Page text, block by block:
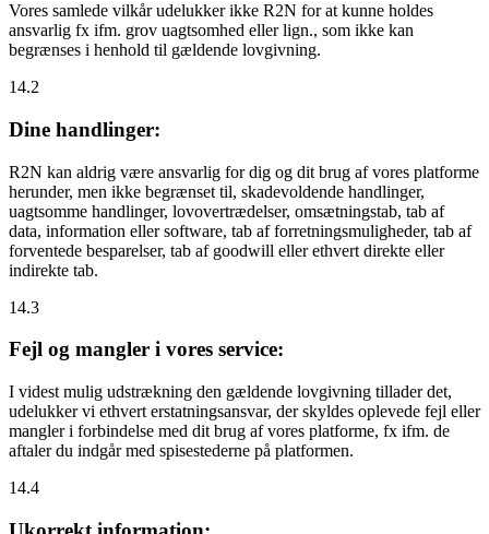
Vores samlede vilkår udelukker ikke R2N for at kunne holdes
ansvarlig fx ifm. grov uagtsomhed eller lign., som ikke kan
begrænses i henhold til gældende lovgivning.
14.2
Dine handlinger:
R2N kan aldrig være ansvarlig for dig og dit brug af vores platforme
herunder, men ikke begrænset til, skadevoldende handlinger,
uagtsomme handlinger, lovovertrædelser, omsætningstab, tab af
data, information eller software, tab af forretningsmuligheder, tab af
forventede besparelser, tab af goodwill eller ethvert direkte eller
indirekte tab.
14.3
Fejl og mangler i vores service:
I videst mulig udstrækning den gældende lovgivning tillader det,
udelukker vi ethvert erstatningsansvar, der skyldes oplevede fejl eller
mangler i forbindelse med dit brug af vores platforme, fx ifm. de
aftaler du indgår med spisestederne på platformen.
14.4